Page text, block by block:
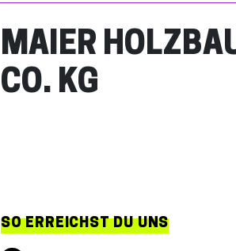
MAIER
CO. KG
SO ERREICHST DU UNS